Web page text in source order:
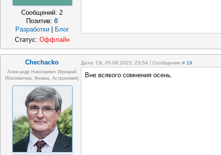
Сообщений:2
Позитив:0
Разработки
Блог
Статус: Оффлайн
Chechacko Дата: Сб, 05.08.2023, 23:54 | Сообщение # 19
Александр Николаевич Игрицкий
(Математика, Физика, Астрономия)
Вне всякого сомнения осень.